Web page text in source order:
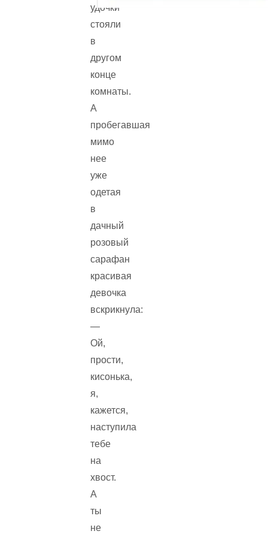
удочки
стояли
в
другом
конце
комнаты.
А
пробегавшая
мимо
нее
уже
одетая
в
дачный
розовый
сарафан
красивая
девочка
вскрикнула:
—
Ой,
прости,
кисонька,
я,
кажется,
наступила
тебе
на
хвост.
А
ты
не